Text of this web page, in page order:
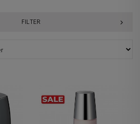
FILTER